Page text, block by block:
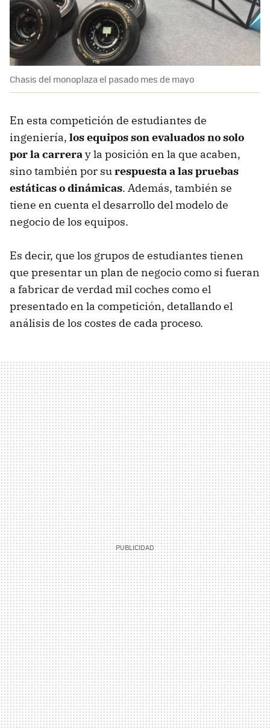
Chasis del monoplaza el pasado mes de mayo
En esta competición de estudiantes de
ingeniería, los equipos son evaluados no solo
por la carrera y la posición en la que acaben,
sino también por surespuesta a las pruebas
estáticas o dinámicas. Además, también se
tiene en cuenta el desarrollo del modelo de
negocio de los equipos.
Es decir, que los grupos de estudiantes tienen
que presentar un plan de negocio como si fueran
a fabricar de verdad mil coches como el
presentado en la competición, detallando el
análisis de los costes de cada proceso.